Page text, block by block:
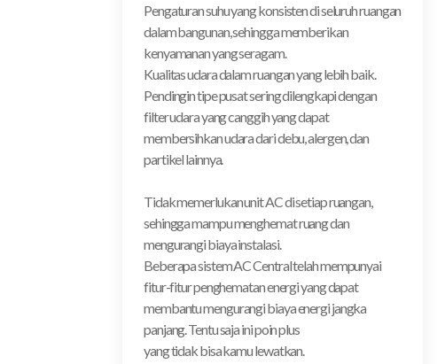
Pengaturan suhu yang konsisten di seluruh ruangan
dalam bangunan, sehingga memberikan
kenyamanan yang seragam.
Kualitas udara dalam ruangan yang lebih baik.
Pendingin tipe pusat sering dilengkapi dengan
filter udara yang canggih yang dapat
membersihkan udara dari debu, alergen, dan
partikel lainnya.
Tidak memerlukan unit AC di setiap ruangan,
sehingga mampu menghemat ruang dan
mengurangi biaya instalasi.
Beberapa sistem AC Central telah mempunyai
fitur-fitur penghematan energi yang dapat
membantu mengurangi biaya energi jangka
panjang. Tentu saja ini poin plus
yang tidak bisa kamu lewatkan.